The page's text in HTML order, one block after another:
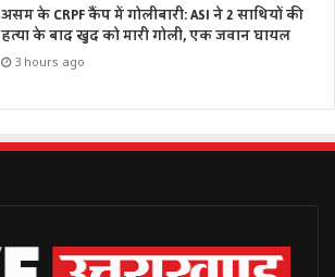
असम के CRPF कैंप में गोलीबारी: ASI ने 2 साथियों की
हत्या के बाद खुद को मारी गोली, एक जवान घायल
3 hours ago